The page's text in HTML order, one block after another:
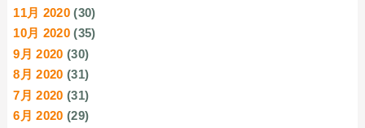
11月 2020 (30)
10月 2020 (35)
9月 2020 (30)
8月 2020 (31)
7月 2020 (31)
6月 2020 (29)